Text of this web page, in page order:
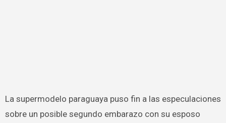
La supermodelo paraguaya puso fin a las especulaciones
sobre un posible segundo embarazo con su esposo